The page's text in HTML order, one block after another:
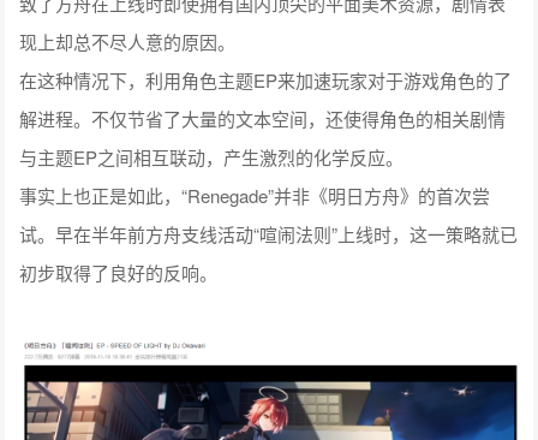
现上却总不尽人意的原因。
在这种情况下，利用角色主题EP来加速玩家对于游戏角色的了
解进程。不仅节省了大量的文本空间，还使得角色的相关剧情
与主题EP之间相互联动，产生激烈的化学反应。
事实上也正是如此，“Renegade”并非《明日方舟》的首次尝
试。早在半年前方舟支线活动“喧闹法则”上线时，这一策略就已
初步取得了良好的反响。